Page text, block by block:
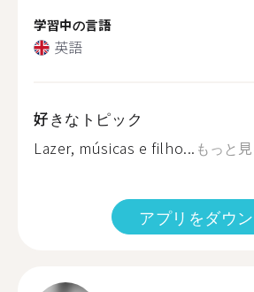
学習中の言語
英語
好きなトピック
Lazer, músicas e filho... もっと
アプリをダウ